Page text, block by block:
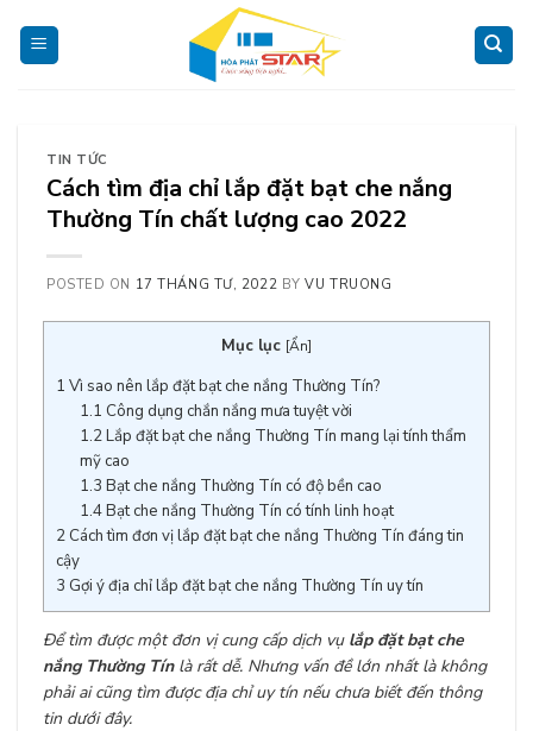
content
TIN TỨC
Cách tìm địa chỉ lắp đặt bạt che nắng
Thường Tín chất lượng cao 2022
POSTED ON 17 THÁNG TƯ, 2022 BYVU TRUONG
Mục lục [Ẩn]
1 Vì sao nên lắp đặt bạt che nắng Thường Tín?
1.1 Công dụng chắn nắng mưa tuyệt vời
1.2Lắp đặt bạt che nắng Thường Tín mang lại tính thẩm
mỹ cao
1.3 Bạt che nắng Thường Tín có độ bền cao
1.4Bạt che nắng Thường Tín có tính linh hoạt
2 Cách tìm đơn vị lắp đặt bạt che nắng Thường Tín đáng tin
cậy
3 Gợi ý địa chỉ lắp đặt bạt che nắng Thường Tín uy tín
Để tìm được một đơn vị cung cấp dịch vụ lắp đặt bạt che
nắng Thường Tínlà rất dễ. Nhưng vấn đề lớn nhất là không
phải ai cũng tìm được địa chỉ uy tín nếu chưa biết đến thông
tin dưới đây.